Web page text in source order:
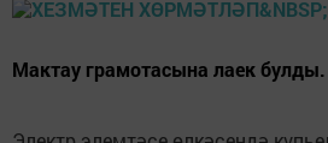
Мактау грамотасына лаек булды.